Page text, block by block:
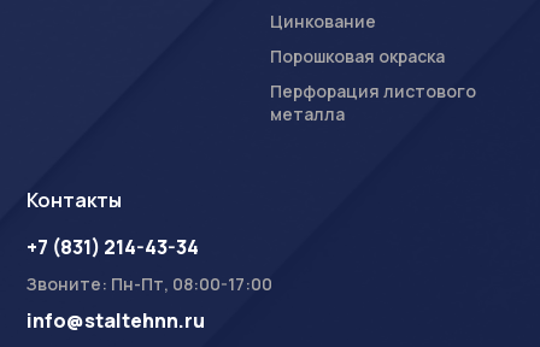
Цинкование
Порошковая окраска
Перфорация листового
металла
Контакты
+7 (831) 214-43-34
Звоните: Пн-Пт, 08:00-17:00
info@staltehnn.ru